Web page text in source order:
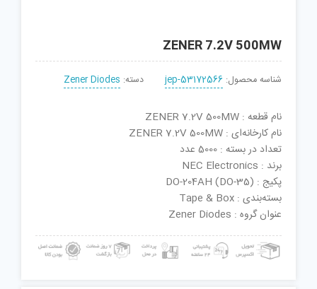
ZENER 7.2V 500MW
شناسه محصول: jep-53172566 دسته: Zener Diodes
نام قطعه : ZENER 7.2V 500MW
نام کارخانه‌ای : ZENER 7.2V 500MW
تعداد در بسته : 5000 عدد
برند : NEC Electronics
پکیج : DO-204AH (DO-35)
بسته‌بندی : Tape & Box
عنوان گروه : Zener Diodes